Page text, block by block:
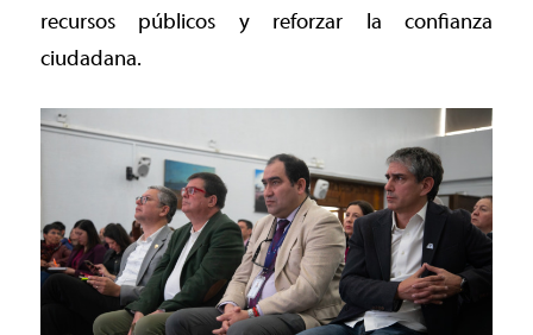
recursos públicos y reforzar la confianza
ciudadana.